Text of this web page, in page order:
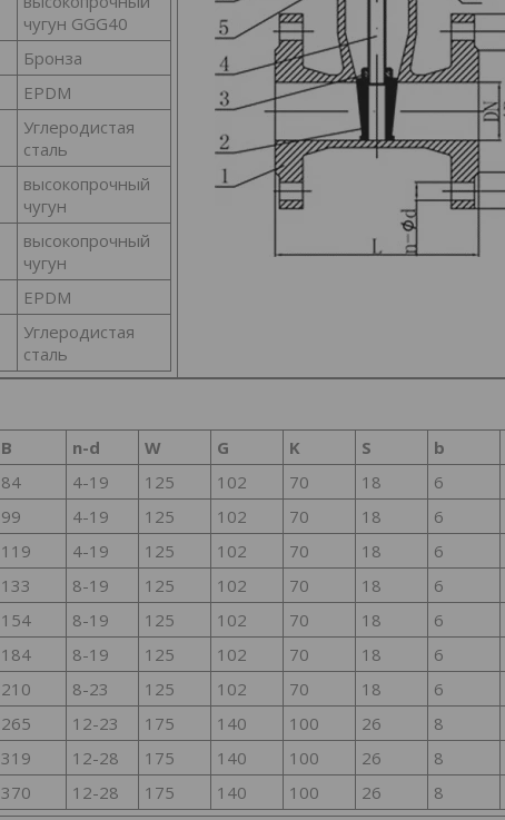
чугун GGG40
Бронза
EPDM
Углеродистая
сталь
высокопрочный
чугун
высокопрочный
чугун
EPDM
Углеродистая
сталь
B n-d W G K S b
84 4-19 125 102 70 18 6
99 4-19 125 102 70 18 6
119 4-19 125 102 70 18 6
133 8-19 125 102 70 18 6
154 8-19 125 102 70 18 6
184 8-19 125 102 70 18 6
210 8-23 125 102 70 18 6
265 12-23 175 140 100 26 8
319 12-28 175 140 100 26 8
370 12-28 175 140 100 26 8